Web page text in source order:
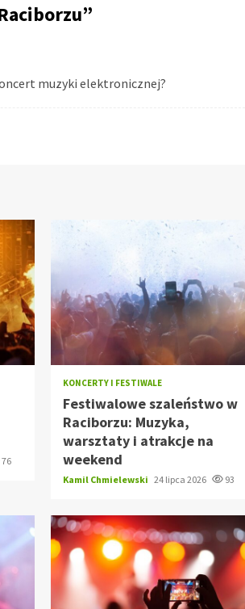
”
muzyki elektronicznej?
76
KONCERTY I FESTIWALE
Festiwalowe szaleństwo w
Raciborzu: Muzyka,
warsztaty i atrakcje na
weekend
Kamil Chmielewski 24 lipca 2026 93